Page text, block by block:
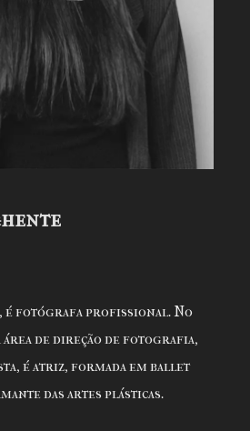
é fotógrafa profissional. No
área de direção de fotografia,
é atriz, formada em ballet
das artes plásticas.